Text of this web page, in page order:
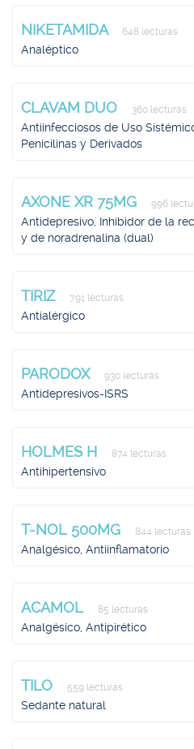
NIKETAMIDA 648 lecturas
Analéptico
CLAVAM DUO 360 lecturas
Antiinfecciosos de Uso
Penicilinas y Derivados
AXONE XR 75MG 996
Antidepresivo, Inhibidor de la
y de noradrenalina (dual)
TIRIZ 791 lecturas
Antialérgico
PARODOX 930 lecturas
Antidepresivos-ISRS
HOLMES H 874 lecturas
Antihipertensivo
T-NOL 500MG 844 lecturas
Analgésico, Antiinflamatorio
ACAMOL 85 lecturas
Analgésico, Antipirético
TILO 559 lecturas
Sedante natural